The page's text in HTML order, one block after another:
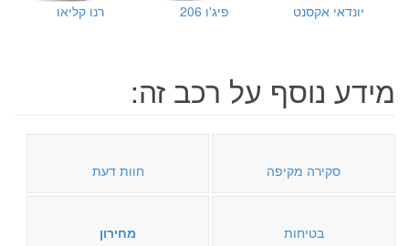
יונדאי אקסנט פיג'ו 206 רנו קליאו
מידע נוסף על רכב זה:
סקירה מקיפה חוות דעת
בטיחות מחירון